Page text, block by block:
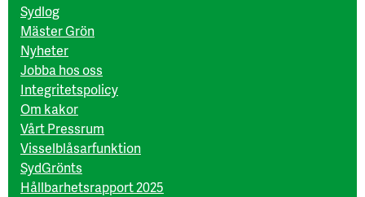
Sydlog
Mäster Grön
Nyheter
Jobba hos oss
Integritetspolicy
Om kakor
Vårt Pressrum
Visselblåsarfunktion
SydGrönts
Hållbarhetsrapport 2025